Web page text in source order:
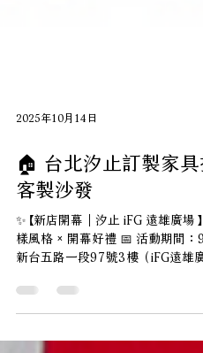
2025年10月14日
🏠 台北汐止訂製家
客製沙發